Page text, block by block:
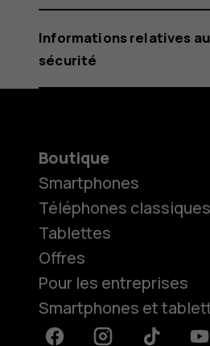
Informations relatives
sécurité
Boutique
Smartphones
Téléphones classiques
Tablettes
Offres
Pour les entreprises
Smartphones et